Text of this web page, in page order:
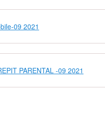
09 2021
PARENTAL -09 2021